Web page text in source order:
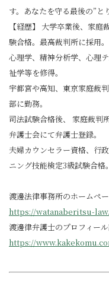
す。あなたを守る最後の”と
【経歴】 大学卒業後、家
験合格。最高裁判所に採用。
心理学、精神分析学、心理
祉学等を修得。
宇都宮や高知、東京家庭裁
部に勤務。
司法試験合格後、 家庭裁判
弁護士会にて弁護士登録。
夫婦カウンセラー資格、行
ニング技能検定3級試験合格。
渡邊法律事務所のホームペー
https://watanaberitsu-
渡邊律弁護士のプロフィール
https://